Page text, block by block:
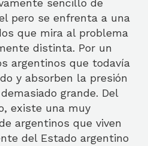
sencillo de
pero se enfrenta a una
que mira al problema
distinta. Por un
argentinos que todavía
y absorben la presión
grande. Del
existe una muy
argentinos que viven
del Estado argentino